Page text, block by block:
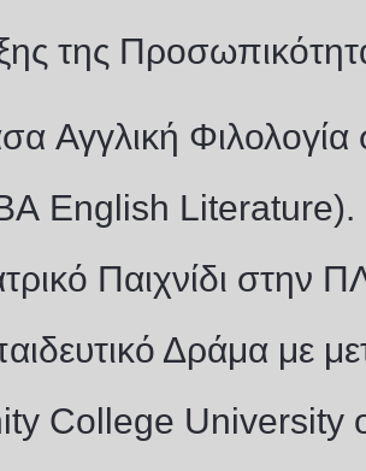
της
Αγγλική
English Literature).
Παιχνίδι στην
Δράμα με
College University